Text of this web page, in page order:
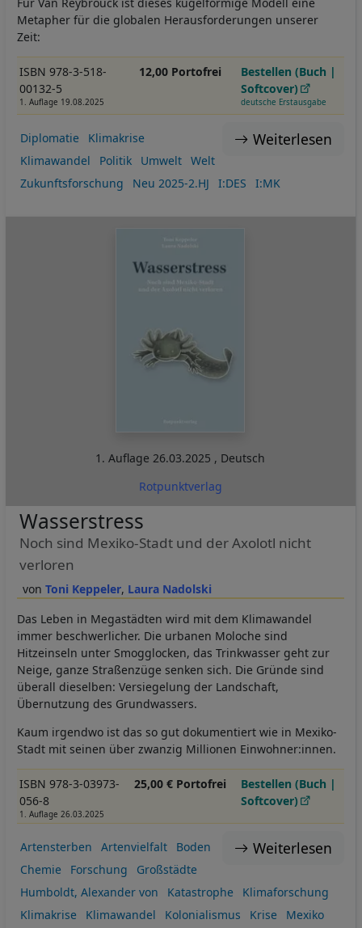
Metapher für die globalen Herausforderungen unserer
Zeit:
ISBN 978-3-518-
00132-5
1. Auflage 19.08.2025
12,00 Portofrei
Bestellen (Buch |
Softcover)
deutsche Erstausgabe
Weiterlesen
Diplomatie
Klimakrise
Klimawandel
Politik Umwelt
Welt
Zukunftsforschung
Neu 2025-2.HJ I:DES I:MK
1. Auflage26.03.2025 , Deutsch
Rotpunktverlag
Toni Keppeler Laura Nadolski
Wasserstress
Noch sind Mexiko-Stadt und der Axolotl nicht
verloren
Das Leben in Megastädten wird mit dem Klimawandel
immer beschwerlicher. Die urbanen Moloche sind
Hitzeinseln unter Smogglocken, das Trinkwasser geht zur
Neige, ganze Straßenzüge senken sich. Die Gründe sind
überall dieselben: Versiegelung der Landschaft,
Übernutzung des Grundwassers.
Kaum irgendwo ist das so gut dokumentiert wie in Mexiko-
Stadt mit seinen über zwanzig Millionen Einwohner:innen.
ISBN 978-3-03973-
056-8
1. Auflage 26.03.2025
25,00 € Portofrei
Bestellen (Buch |
Softcover)
Weiterlesen
Artensterben Artenvielfalt
Boden
Chemie
Forschung
Großstädte
Humboldt, Alexander von
Katastrophe
Klimaforschung
Klimakrise
Klimawandel Kolonialismus Krise
Mexiko